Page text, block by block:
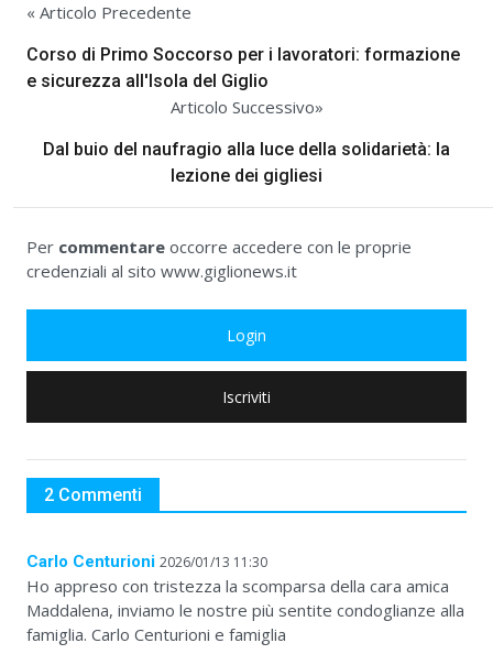
« Articolo Precedente
Corso di Primo Soccorso per i lavoratori: formazione
e sicurezza all'Isola del Giglio
Articolo Successivo»
Dal buio del naufragio alla luce della solidarietà: la
lezione dei gigliesi
Per commentare occorre accedere con le proprie
credenziali al sito www.giglionews.it
Login
Iscriviti
2 Commenti
Carlo Centurioni 2026/01/13 11:30
Ho appreso con tristezza la scomparsa della cara amica
Maddalena, inviamo le nostre più sentite condoglianze alla
famiglia. Carlo Centurioni e famiglia